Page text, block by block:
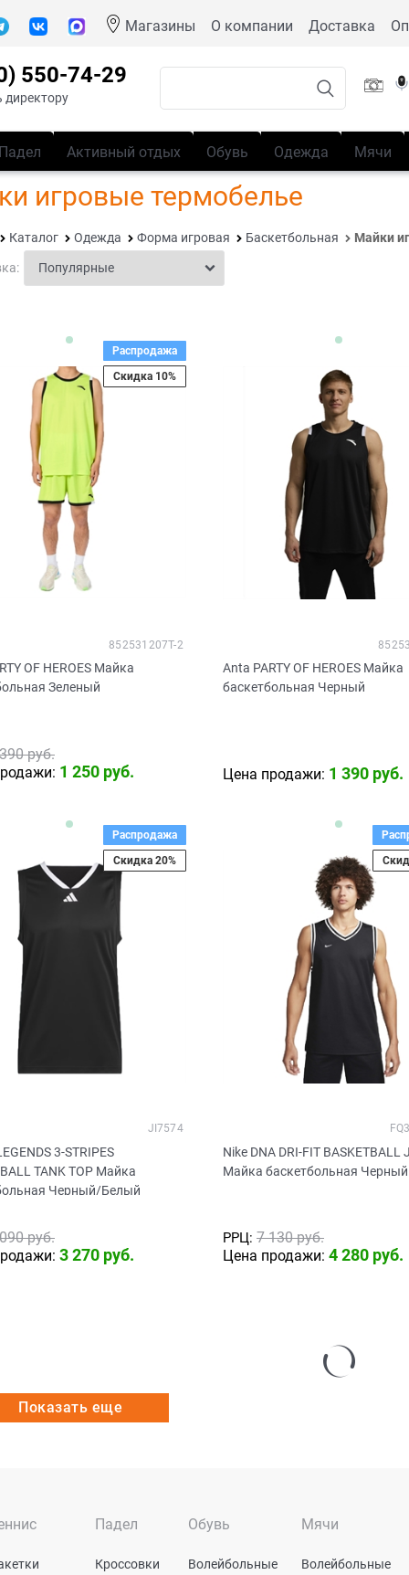
Магазины О компании Доставка
550-74-29
директору
Активный отдых Обувь Одежда Мячи
игровые термобелье
Каталог Одежда Форма игровая Баскетбольная Майки
OF HEROES Майка
Зеленый
852531207T-2
руб.
1 250 руб.
Распродажа
Скидка 10%
Anta PARTY OF HEROES Майка
баскетбольная Черный
Цена продажи: 1 390 руб.
3-STRIPES
TANK TOP Майка
Черный/Белый
JI7574
руб.
3 270 руб.
Распродажа
Скидка 20%
Nike DNA DRI-FIT BASKETBALL
Майка баскетбольная Черный
РРЦ: 7 130 руб.
Цена продажи: 4 280 руб.
Показать еще
Падел
Кроссовки
Обувь
Волейбольные
Мячи
Волейбольные